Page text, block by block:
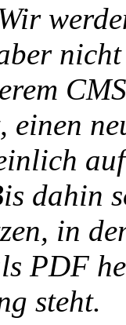
dahin
in
PDF
steht.